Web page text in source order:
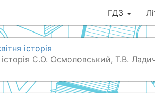
ГДЗ
історія
С.О. Осмоловський, Т.В.